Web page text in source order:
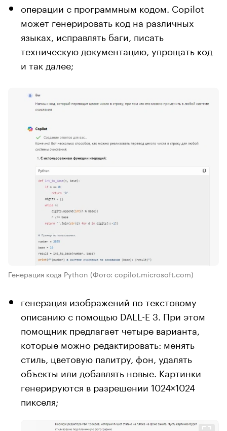
операции с программным кодом. Copilot
может генерировать код на различных
языках, исправлять баги, писать
техническую документацию, упрощать код
и так далее;
Генерация кода Python (Фото: copilot.microsoft.com)
генерация изображений по текстовому
описанию с помощью DALL-E 3. При этом
помощник предлагает четыре варианта,
которые можно редактировать: менять
стиль, цветовую палитру, фон, удалять
объекты или добавлять новые. Картинки
генерируются в разрешении 1024×1024
пикселя;